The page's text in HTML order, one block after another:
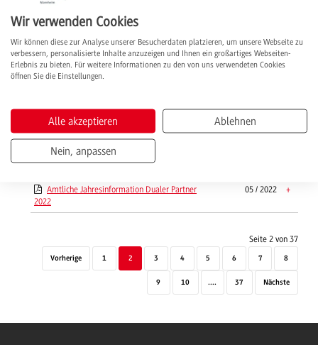
02/2020
Amtliche Jahresinformation Dualer Partner
02/2021
Amtliche Jahresinformation Dualer Partner
02/2022
12 / 2022 +
Amtliche Jahresinformation Dualer Partner
2020
02 / 2020
Amtliche Jahresinformation Dualer Partner
Amtliche Jahresinformation Dualer Partner
2022
05 / 2022 +
Seite 2 von 37
Vorherige 1 2 3 4 5 6 7 8
9 10 .... 37 Nächste
Wir verwenden Cookies
Wir können diese zur Analyse unserer Besucherdaten platzieren, um unsere Webseite zu
verbessern, personalisierte Inhalte anzuzeigen und Ihnen ein großartiges Webseiten-
Erlebnis zu bieten. Für weitere Informationen zu den von uns verwendeten Cookies
öffnen Sie die Einstellungen.
Alle akzeptieren Ablehnen
Nein, anpassen